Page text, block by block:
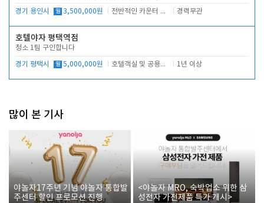
경기 용인시 월 3,500,000원 전반적인 카운터 업무 경력무관
호텔야자 평택역점
청소 1팀 구인합니다
경기 평택시 월 5,000,000원 호텔객실 및 공용시설 청소 관리 1년 이상
많이 본 기사
야놀자17주년 기념 야놀자 통합발
주센터 할인 프로모션 진행
<야놀자 MRO, 숙박업소 위한 삼
성전자 가전제품 특가 개시>